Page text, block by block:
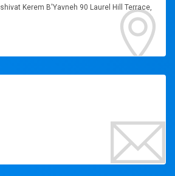
Kerem B'Yavneh 90 Laurel Hill Terrace,